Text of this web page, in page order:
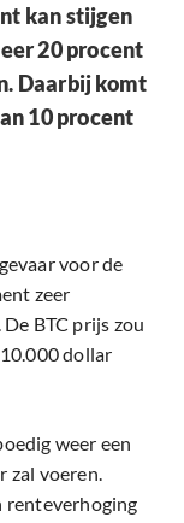
kan stijgen
20 procent
Daarbij komt
10 procent
voor de
zeer
BTC prijs zou
dollar
weer een
voeren.
renteverhoging